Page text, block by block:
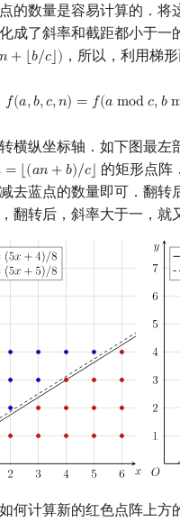
的数量是容易计算的．将
成了斜率和截距都小于一
𝑛 + ⌊𝑏/𝑐⌋)
n+ ⌊b /c⌋) ，所以，利用梯
𝑓(𝑎,𝑏,𝑐,𝑛) = 𝑓(𝑎 mod𝑐,𝑏
f b,c (a mod
横纵坐标轴．如下图最左
= ⌊(𝑎𝑛 +𝑏)/𝑐⌋
=⌊( an+b )/c⌋
的矩形点阵
去蓝点的数量即可．翻
翻转后，斜率大于一，就
何计算新的红色点阵上